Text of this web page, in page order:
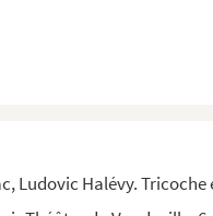
Fr...
Ludovic Halévy.